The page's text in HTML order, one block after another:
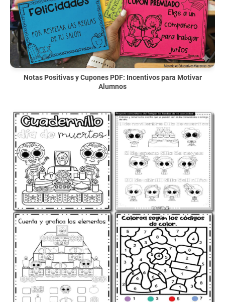
Notas Positivas y Cupones PDF: Incentivos para Motivar
Alumnos